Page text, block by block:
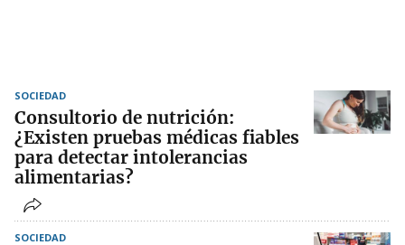
SOCIEDAD
Consultorio de nutrición:
¿Existen pruebas médicas fiables
para detectar intolerancias
alimentarias?
SOCIEDAD